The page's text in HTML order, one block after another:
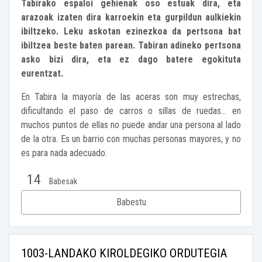
Tabirako espaloi gehienak oso estuak dira, eta
arazoak izaten dira karroekin eta gurpildun aulkiekin
ibiltzeko. Leku askotan ezinezkoa da pertsona bat
ibiltzea beste baten parean. Tabiran adineko pertsona
asko bizi dira, eta ez dago batere egokituta
eurentzat.
En Tabira la mayoría de las aceras son muy estrechas,
dificultando el paso de carros o sillas de ruedas... en
muchos puntos de ellas no puede andar una persona al lado
de la otra. Es un barrio con muchas personas mayores, y no
es para nada adecuado.
14 Babesak
Babestu
1003-LANDAKO KIROLDEGIKO ORDUTEGIA